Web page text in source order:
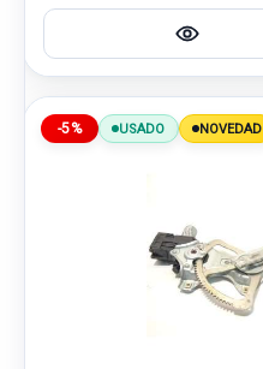
-5% USADO NOVEDAD